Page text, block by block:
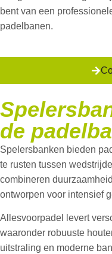
bent van een
padelbanen.
de
Spelersbanken bieden
te rusten tussen
combineren
ontworpen voor intensief
Allesvoorpadel levert
waaronder robuuste
uitstraling en moderne